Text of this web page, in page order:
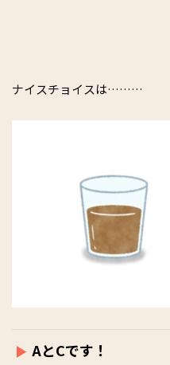
ナイスチョイスは………
AとCです！